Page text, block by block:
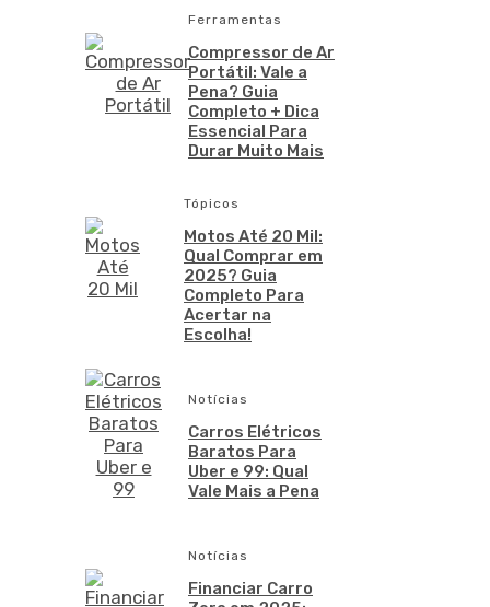
Ferramentas
Compressor de Ar
Portátil: Vale a
Pena? Guia
Completo + Dica
Essencial Para
Durar Muito Mais
Tópicos
Motos Até 20 Mil:
Qual Comprar em
2025? Guia
Completo Para
Acertar na
Escolha!
Notícias
Carros Elétricos
Baratos Para
Uber e 99: Qual
Vale Mais a Pena
Notícias
Financiar Carro